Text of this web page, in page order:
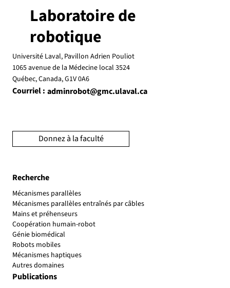
Laval
Recherche
Mécanismes parallèles
Mécanismes parallèles entraînés par câbles
Mains et préhenseurs
Coopération humain-robot
Génie biomédical
Robots mobiles
Mécanismes haptiques
Autres domaines
Publications
Laboratoire de
robotique
Courriel : adminrobot@gmc.ulaval.ca
Université Laval, Pavillon Adrien Pouliot
1065 avenue de la Médecine local 3524
Québec, Canada, G1V 0A6
Donnez à la faculté